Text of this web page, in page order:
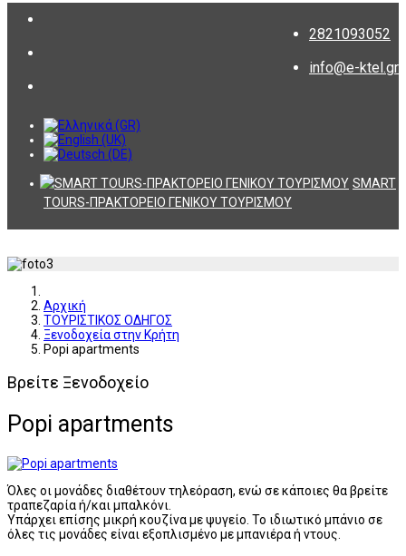
2821093052
info@e-ktel.gr
SMART
TOURS-ΠΡΑΚΤΟΡΕΙΟ ΓΕΝΙΚΟΥ ΤΟΥΡΙΣΜΟΥ
Αρχική
ΤΟΥΡΙΣΤΙΚΟΣ ΟΔΗΓΟΣ
Ξενοδοχεία στην Κρήτη
Popi apartments
Βρείτε Ξενοδοχείο
Popi apartments
Όλες οι μονάδες διαθέτουν τηλεόραση, ενώ σε κάποιες θα βρείτε
τραπεζαρία ή/και μπαλκόνι.
Υπάρχει επίσης μικρή κουζίνα με ψυγείο. Το ιδιωτικό μπάνιο σε
όλες τις μονάδες είναι εξοπλισμένο με μπανιέρα ή ντους.